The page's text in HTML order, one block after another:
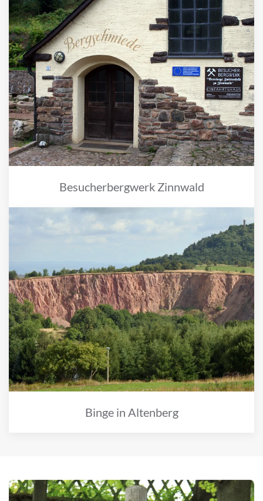
Besucherbergwerk Zinnwald
Binge in Altenberg